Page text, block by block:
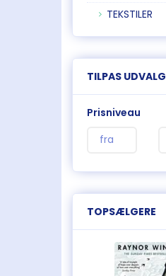
TEKSTILER
TILPAS UDVALG
Prisniveau
TOPSÆLGERE